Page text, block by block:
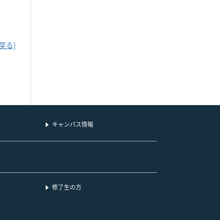
る]
キャンパス情報
修了生の方